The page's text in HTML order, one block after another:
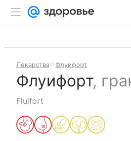
Лекарства Флуифорт
Флуифорт,
Fluifort